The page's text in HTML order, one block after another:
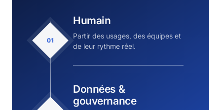
01
Humain
Partir des usages, des équipes et
de leur rythme réel.
Données &
gouvernance